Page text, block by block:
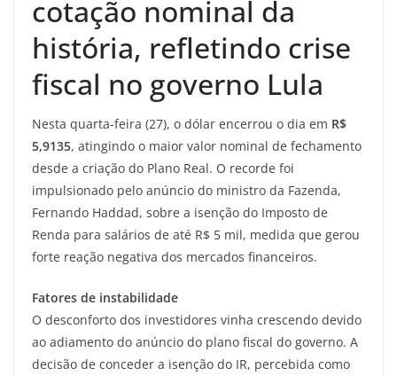
cotação nominal da
história, refletindo crise
fiscal no governo Lula
Nesta quarta-feira (27), o dólar encerrou o dia em R$
5,9135, atingindo o maior valor nominal de fechamento
desde a criação do Plano Real. O recorde foi
impulsionado pelo anúncio do ministro da Fazenda,
Fernando Haddad, sobre a isenção do Imposto de
Renda para salários de até R$ 5 mil, medida que gerou
forte reação negativa dos mercados financeiros.
Fatores de instabilidade
O desconforto dos investidores vinha crescendo devido
ao adiamento do anúncio do plano fiscal do governo. A
decisão de conceder a isenção do IR, percebida como